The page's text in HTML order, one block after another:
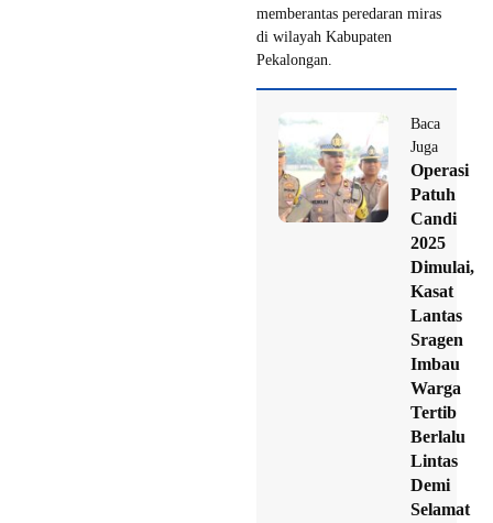
memberantas peredaran miras
di wilayah Kabupaten
Pekalongan.
Baca
Juga
Operasi
Patuh
Candi
2025
Dimulai,
Kasat
Lantas
Sragen
Imbau
Warga
Tertib
Berlalu
Lintas
Demi
Selamat